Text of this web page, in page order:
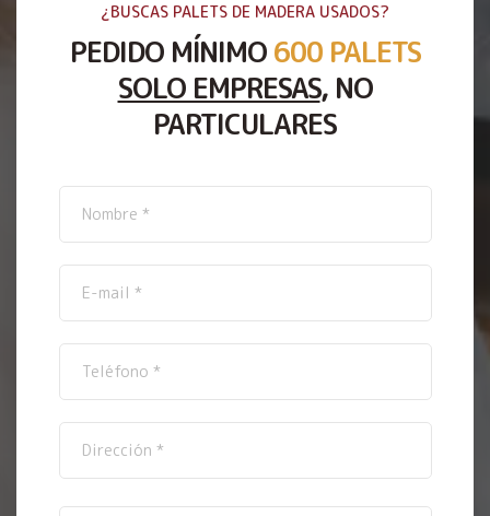
¿BUSCAS PALETS DE MADERA USADOS?
PEDIDO MÍNIMO 600 PALETS
SOLO EMPRESAS, NO
PARTICULARES